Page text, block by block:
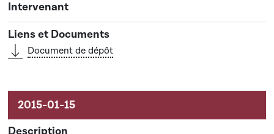
Document de dépôt